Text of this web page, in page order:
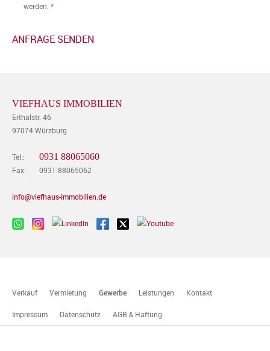
werden. *
VIEFHAUS IMMOBILIEN
Erthalstr. 46
97074 Würzburg
Tel.: 0931 88065060
Fax: 0931 88065062
info@viefhaus-immobilien.de
Verkauf Vermietung Gewerbe Leistungen Kontakt
Impressum Datenschutz AGB & Haftung